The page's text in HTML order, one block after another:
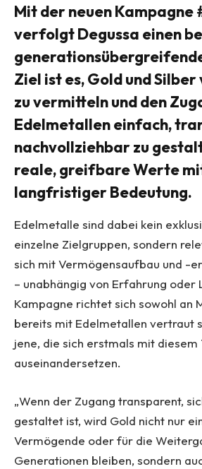
Mit der neuen Kampagne
verfolgt Degussa einen
Ziel ist es, Gold und
zu vermitteln und den
Edelmetallen einfach,
nachvollziehbar zu
reale, greifbare Werte
langfristiger Bedeutung.
Edelmetalle sind dabei kein
einzelne Zielgruppen, sondern
sich mit Vermögensaufbau und -
– unabhängig von Erfahrung oder
Kampagne richtet sich sowohl an
bereits mit Edelmetallen vertraut
jene, die sich erstmals mit diesem
auseinandersetzen.
„Wenn der Zugang transparent,
gestaltet ist, wird Gold nicht nur
Vermögende oder für die
Generationen bleiben, sondern